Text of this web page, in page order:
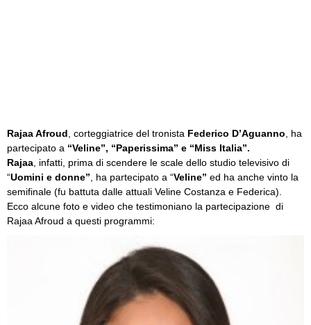
Rajaa Afroud , corteggiatrice del tronista Federico D’Aguanno , ha
partecipato a “Veline”, “Paperissima” e “Miss Italia”.
Rajaa , infatti, prima di scendere le scale dello studio televisivo di
“Uomini e donne” , ha partecipato a “Veline” ed ha anche vinto la
semifinale (fu battuta dalle attuali Veline Costanza e Federica).
Ecco alcune foto e video che testimoniano la partecipazione di
Rajaa Afroud a questi programmi: